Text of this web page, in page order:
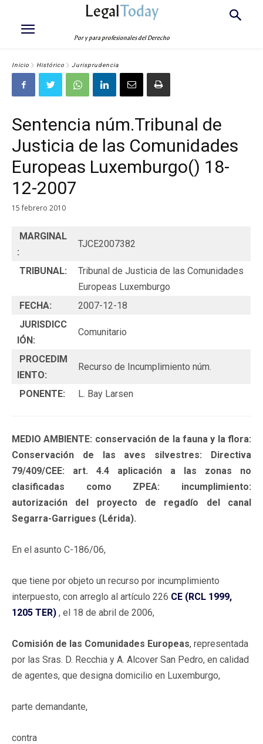
LegalToday
Por y para profesionales del Derecho
Inicio Histórico Jurisprudencia
Sentencia núm.Tribunal de
Justicia de las Comunidades
Europeas Luxemburgo() 18-
12-2007
15 febrero 2010
MARGINAL
:
TJCE2007382
TRIBUNAL:
Tribunal de Justicia de las Comunidades
Europeas Luxemburgo
FECHA:
2007-12-18
JURISDICC
IÓN:
Comunitario
PROCEDIM
IENTO:
Recurso de Incumplimiento núm.
PONENTE: L. Bay Larsen
MEDIO AMBIENTE: conservación de la fauna y la flora:
Conservación de las aves silvestres: Directiva
79/409/CEE: art. 4.4 aplicación a las zonas no
clasificadas como ZPEA: incumplimiento:
autorización del proyecto de regadío del canal
Segarra-Garrigues (Lérida).
En el asunto C-186/06,
que tiene por objeto un recurso por incumplimiento
interpuesto, con arreglo al artículo 226 CE (RCL 1999,
1205 TER) , el 18 de abril de 2006,
Comisión de las Comunidades Europeas, representada
por las Sras. D. Recchia y A. Alcover San Pedro, en calidad
de agentes, que designa domicilio en Luxemburgo,
parte demandante,
contra